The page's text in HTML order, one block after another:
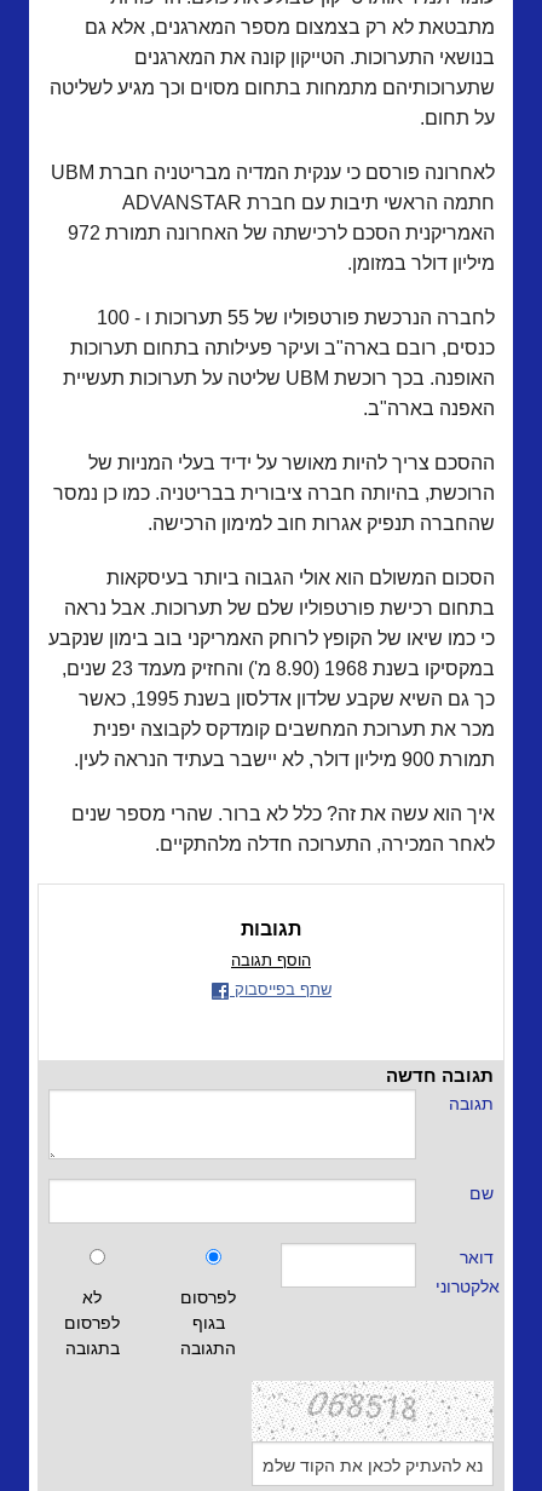
מתבטאת לא רק בצמצום מספר המארגנים, אלא גם
בנושאי התערוכות. הטייקון קונה את המארגנים
שתערוכותיהם מתמחות בתחום מסוים וכך מגיע לשליטה
על תחום.
לאחרונה פורסם כי ענקית המדיה מבריטניה חברת UBM
חתמה הראשי תיבות עם חברת ADVANSTAR
האמריקנית הסכם לרכישתה של האחרונה תמורת 972
מיליון דולר במזומן.
לחברה הנרכשת פורטפוליו של 55 תערוכות ו - 100
כנסים, רובם בארה"ב ועיקר פעילותה בתחום תערוכות
האופנה. בכך רוכשת UBM שליטה על תערוכות תעשיית
האפנה בארה"ב.
ההסכם צריך להיות מאושר על ידיד בעלי המניות של
הרוכשת, בהיותה חברה ציבורית בבריטניה. כמו כן נמסר
שהחברה תנפיק אגרות חוב למימון הרכישה.
הסכום המשולם הוא אולי הגבוה ביותר בעיסקאות
בתחום רכישת פורטפוליו שלם של תערוכות. אבל נראה
כי כמו שיאו של הקופץ לרוחק האמריקני בוב בימון שנקבע
במקסיקו בשנת 1968 (8.90 מ') והחזיק מעמד 23 שנים,
כך גם השיא שקבע שלדון אדלסון בשנת 1995, כאשר
מכר את תערוכת המחשבים קומדקס לקבוצה יפנית
תמורת 900 מיליון דולר, לא יישבר בעתיד הנראה לעין.
איך הוא עשה את זה? כלל לא ברור. שהרי מספר שנים
לאחר המכירה, התערוכה חדלה מלהתקיים.
תגובות
הוסף תגובה
שתף בפייסבוק
תגובה חדשה
תגובה
שם
לא
לפרסום
בתגובה
לפרסום
בגוף
התגובה
דואר
אלקטרוני